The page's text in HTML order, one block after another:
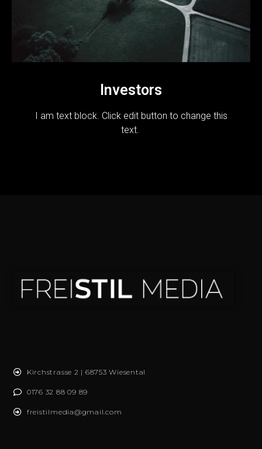
Investors
I am text block. Click edit button to change this
text.
Kirchstrasse 2 | 68753 Wiesental
0176 32 88 09 89
freistilmedia@gmail.com